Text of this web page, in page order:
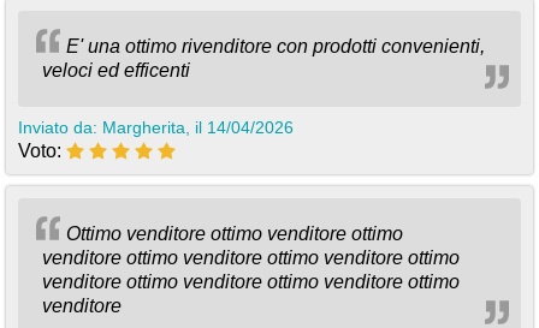
E' una ottimo rivenditore con prodotti convenienti,
veloci ed efficenti
Inviato da: Margherita, il 14/04/2026
Voto:
Ottimo venditore ottimo venditore ottimo
venditore ottimo venditore ottimo venditore ottimo
venditore ottimo venditore ottimo venditore ottimo
venditore